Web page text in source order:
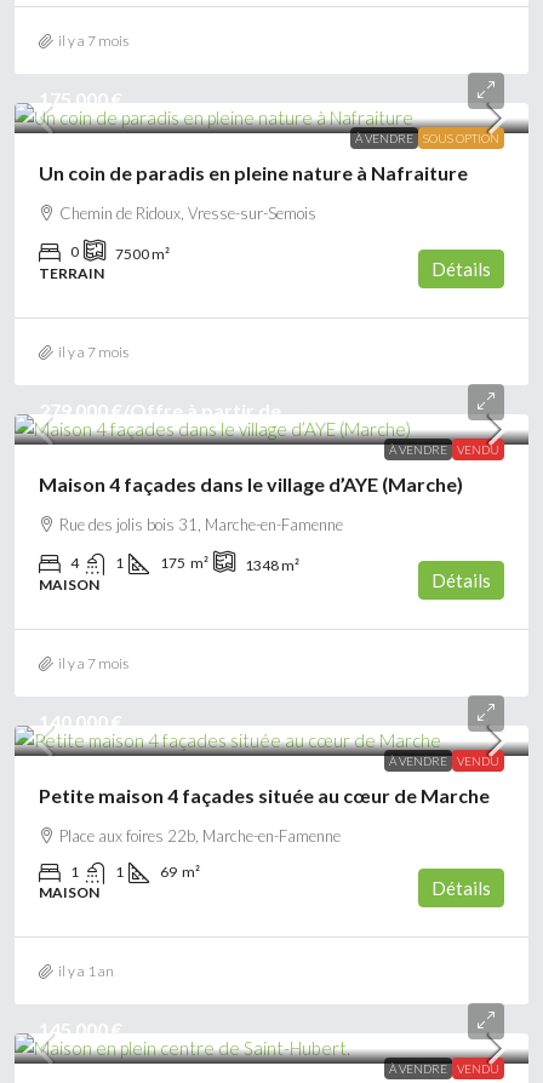
il y a 7 mois
À VENDRE SOUS OPTION
175 000 €
Un coin de paradis en pleine nature à Nafraiture
Chemin de Ridoux, Vresse-sur-Semois
0 7500m²
TERRAIN
Détails
il y a 7 mois
À VENDRE VENDU
279 000 €/Offre à partir de
Maison 4 façades dans le village d’AYE (Marche)
Rue des jolis bois 31, Marche-en-Famenne
4 1 175 m² 1348m²
MAISON
Détails
il y a 7 mois
À VENDRE VENDU
140 000 €
Petite maison 4 façades située au cœur de Marche
Place aux foires 22b, Marche-en-Famenne
1 1 69 m²
MAISON
Détails
il y a 1 an
À VENDRE VENDU
145 000 €